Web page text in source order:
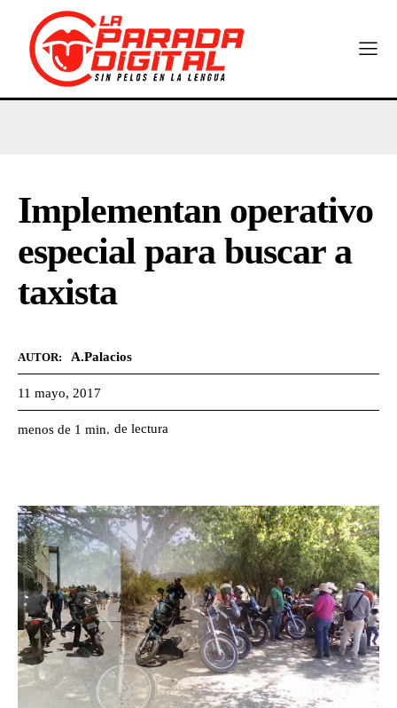
Implementan operativo
especial para buscar a
taxista
AUTOR: A.Palacios
11 mayo, 2017
menos de 1 min. de lectura